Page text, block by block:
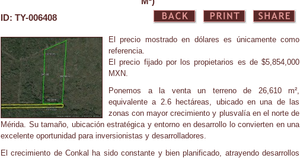
ID: TY-006408
El precio mostrado en dólares es únicamente como
referencia.
El precio fijado por los propietarios es de $5,854,000
MXN.
Ponemos a la venta un terreno de 26,610 m²,
equivalente a 2.6 hectáreas, ubicado en una de las
zonas con mayor crecimiento y plusvalía en el norte de
Mérida. Su tamaño, ubicación estratégica y entorno en desarrollo lo convierten en una
excelente oportunidad para inversionistas y desarrolladores.
El crecimiento de Conkal ha sido constante y bien planificado, atrayendo desarrollos